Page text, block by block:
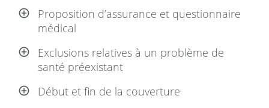
Proposition d’assurance et questionnaire
médical
Exclusions relatives à un problème de
santé préexistant
Début et fin de la couverture